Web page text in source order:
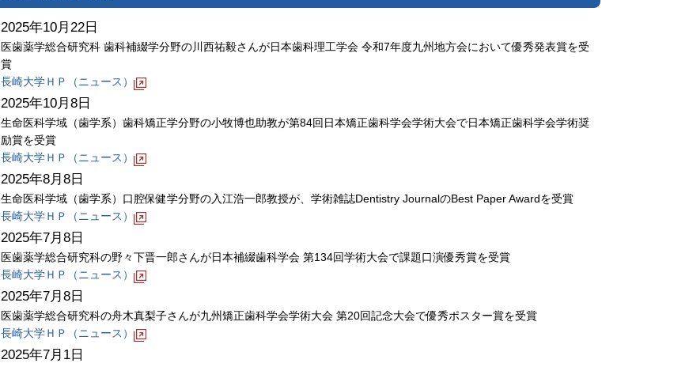
2025年10月22日
医歯薬学総合研究科 歯科補綴学分野の川西祐毅さんが日本歯科理工学会 令和7年度九州地方会において優秀発表賞を受
賞
長崎大学ＨＰ（ニュース）
2025年10月8日
生命医科学域（歯学系）歯科矯正学分野の小牧博也助教が第84回日本矯正歯科学会学術大会で日本矯正歯科学会学術奨
励賞を受賞
長崎大学ＨＰ（ニュース）
2025年8月8日
生命医科学域（歯学系）口腔保健学分野の入江浩一郎教授が、学術雑誌Dentistry JournalのBest Paper Awardを受賞
長崎大学ＨＰ（ニュース）
2025年7月8日
医歯薬学総合研究科の野々下晋一郎さんが日本補綴歯科学会 第134回学術大会で課題口演優秀賞を受賞
長崎大学ＨＰ（ニュース）
2025年7月8日
医歯薬学総合研究科の舟木真梨子さんが九州矯正歯科学会学術大会 第20回記念大会で優秀ポスター賞を受賞
長崎大学ＨＰ（ニュース）
2025年7月1日